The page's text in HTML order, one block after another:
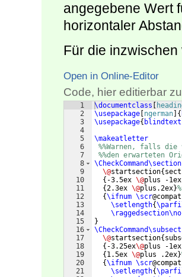
angegebene Wert
horizontaler
Für die
Open in Online-Editor
Code, hier editierbar
1
2
3
4
5
6
7
8
9
10
11
12
13
14
15
16
17
18
19
20
21
\documentclass
\usepackage ngerman {
\usepackage{ blindtext
\makeatletter
%%Warnen, falls
%%den erwarteten
\CheckCommand\section
\@startsection{
{ -3.5ex \@plus -1ex
{2.3ex \@plus.2ex}%
{\ifnum \scr
\setlength{
}
\@startsection{
{ -3.25ex\@plus -1ex
{ 1.5ex \@plus .2ex}
{\ifnum \scr
\setlength{